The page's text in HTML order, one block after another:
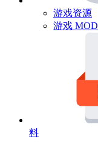
游戏资源
游戏 MOD
料